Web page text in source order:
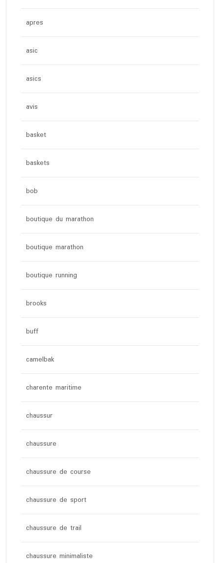
apres
asic
asics
avis
basket
baskets
bob
boutique du marathon
boutique marathon
boutique running
brooks
buff
camelbak
charente maritime
chaussur
chaussure
chaussure de course
chaussure de sport
chaussure de trail
chaussure minimaliste